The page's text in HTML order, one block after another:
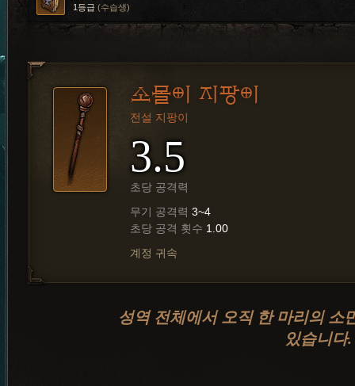
1등급 (수습생)
소몰이 지팡이
전설 지팡이
3.5
초당 공격력
무기 공격력 3~4
초당 공격 횟수 1.00
계정 귀속
성역 전체에서 오직 한 마리의 소
있습니다.